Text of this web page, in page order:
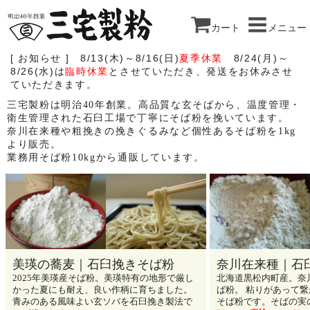
メニュー
カート
[ お知らせ ] 8/13(木)～8/16(日)夏季休業
8/24(月)～
8/26(水)は臨時休業 とさせていただき、発送をお休みさせ
ていただきます。
三宅製粉は明治40年創業。高品質な玄そばから、温度管理・
衛生管理された石臼工場で丁寧にそば粉を挽いています。
奈川在来種や粗挽きの挽きぐるみなど個性あるそば粉を1kg
より販売。
業務用そば粉10kgから通販しています。
美瑛の蕎麦｜石臼挽きそば粉
2025年美瑛産そば粉。美瑛特有の地形で厳し
かった夏にも耐え、良い作柄に育ちました。
青みのある風味よい玄ソバを石臼挽き製法で
奈川在来種｜石
北海道黒松内町産。
ば粉。 粘りがあって
そば粉です。そばの実